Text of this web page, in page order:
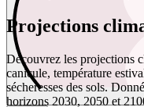
Projections
Découvrez les projections
canicule, température
sécheresses des sols.
horizons 2030, 2050 et